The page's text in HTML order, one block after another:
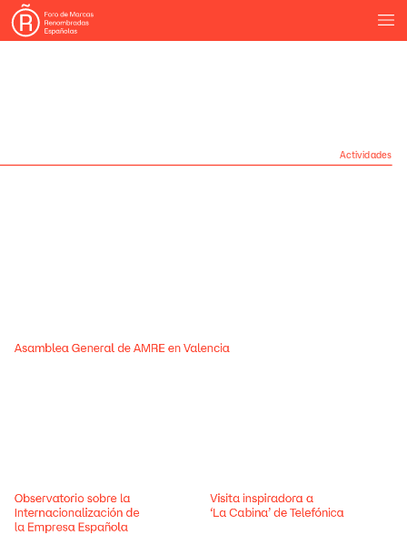
Actividades
Observatorio sobre la
Internacionalización de
la Empresa Española
Visita inspiradora a
‘La Cabina’ de Telefónica
Asamblea General de AMRE en Valencia